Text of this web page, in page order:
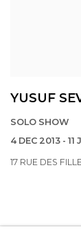
YUSUF
SOLO SHOW
4 DEC 2013 - 11
17 RUE DES